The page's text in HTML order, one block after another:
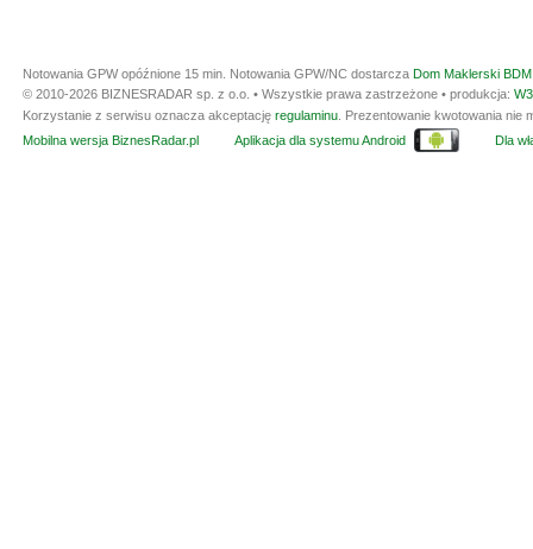
Notowania GPW opóźnione 15 min. Notowania GPW/NC dostarcza Dom Maklerski
© 2010-2026 BIZNESRADAR sp. z o.o. • Wszystkie prawa zastrzeżone • produkcja:
Korzystanie z serwisu oznacza akceptację regulaminu . Prezentowanie kwotowania
Mobilna wersja BiznesRadar.pl
Aplikacja dla systemu Android Dla